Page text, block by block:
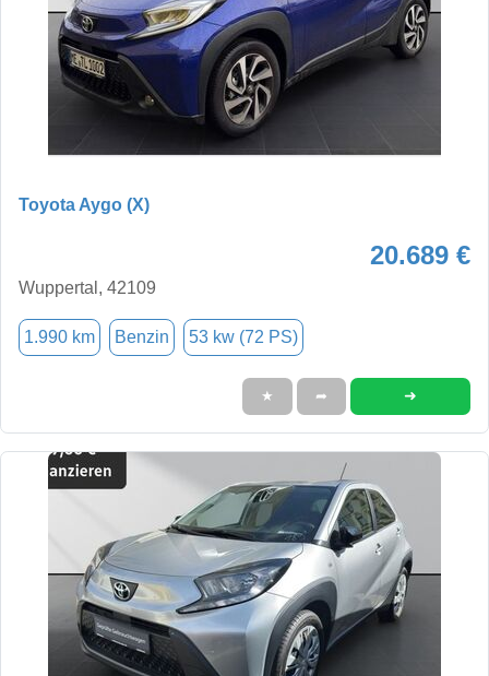
Toyota Aygo (X)
20.689 €
Wuppertal, 42109
1.990 km Benzin 53 kw (72 PS)
★ ➦ ➜